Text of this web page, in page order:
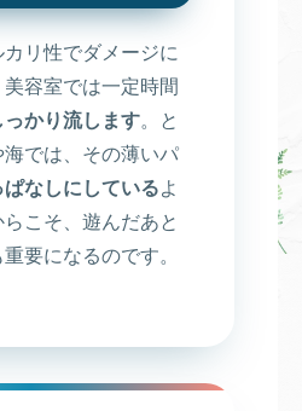
リ性でダメージに
容室では一定時間
っかり流します。と
では、その薄いパ
なしにしているよ
こそ、遊んだあと
要になるのです。